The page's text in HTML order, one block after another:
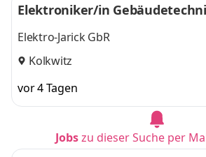
Elektroniker/in
Elektro-Jarick GbR
Kolkwitz
vor 4 Tagen
Jobszu dieser Suche per